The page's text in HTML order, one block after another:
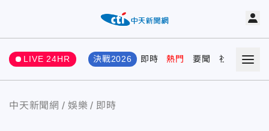
LIVE 24HR 決戰2026 即時 熱門 要聞 社會 娛樂
中天新聞網 娛樂 即時